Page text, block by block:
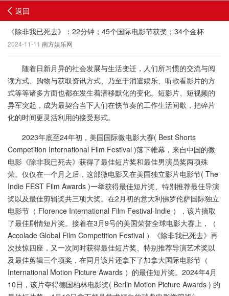
返回
《除非我已死去》：22分钟；45个国际电影节获奖；34个金杯
2024-11-11 南方娱乐网
随着日新月异的社会发展与生活变迁，人们所习惯的交流与阅
读方式、购物与获取资讯方式、乃至于消遣娱乐、听歌看影片的方
式等等诸多方面也都在发生着潜移默化的变化。短影片、短视频的
异军突起，成为最契合当下人们在快节奏的工作生活间歇，把碎片
化的时间更灵活利用的接受形式。
2023年底至24年初，美国国际微电影大赛( Best Shorts
Competition International Film Festival )落下帷幕，来自中国的微
电影《除非我已死去》获得了最佳短片奖和最佳男演员奖两项殊
荣。仅仅在一个月之后，这部微电影又在美国独立影片电影节( The
Indie FEST Film Awards )一举获得最佳短片奖、特别推荐最佳导演
奖以及最佳剪辑奖共三项大奖。在2月初的意大利佛罗伦萨国际独立
电影节（ Florence International Film Festival-Indie ），该片摘取
了最佳剧情短片奖。接着在3月9号的美国荣誉全球电影大赛上，（
Accolade Global Film Competition Festival ）《除非我已死去》再
次技惊四座，又一次同时获得最佳短片奖、特别推荐导演艺术奖以
及最佳剪辑三个项奖，在同月该片还拿下了加拿大国际电影节（
International Motion Picture Awards ）的最佳短片奖。2024年4月
10日，该片夺得德国柏林电影奖( Berlin Motion Picture Awards ) 的